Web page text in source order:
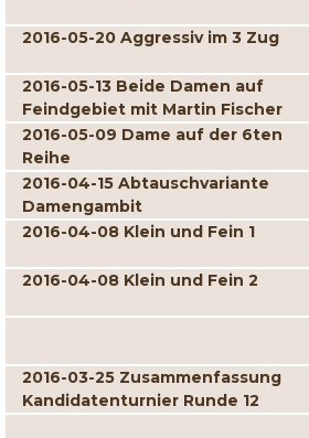
2016-05-20 Aggressiv im 3 Zug
2016-05-13 Beide Damen auf
Feindgebiet mit Martin Fischer
2016-05-09 Dame auf der 6ten
Reihe
2016-04-15 Abtauschvariante
Damengambit
2016-04-08 Klein und Fein 1
2016-04-08 Klein und Fein 2
2016-03-25 Zusammenfassung
Kandidatenturnier Runde 12